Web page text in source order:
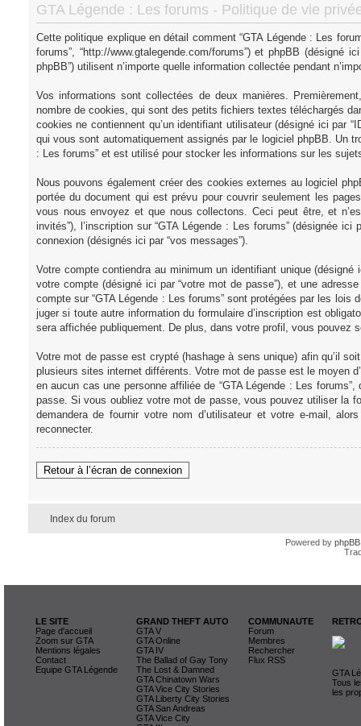
GTA Légende : Les forums - Politique de vie
Cette politique explique en détail comment “GTA Légende : Les
forums”, “http://www.gtalegende.com/forums”) et phpBB (désigné ici
phpBB”) utilisent n’importe quelle information collectée pendant
Vos informations sont collectées de deux manières.
nombre de cookies, qui sont des petits fichiers textes téléchargés
cookies ne contiennent qu’un identifiant utilisateur (désigné ici par
qui vous sont automatiquement assignés par le logiciel phpBB. Un
: Les forums” et est utilisé pour stocker les informations sur les
Nous pouvons également créer des cookies externes au logiciel
portée du document qui est prévu pour couvrir seulement les
vous nous envoyez et que nous collectons. Ceci peut être, et
invités”), l’inscription sur “GTA Légende : Les forums” (désignée
connexion (désignés ici par “vos messages”).
Votre compte contiendra au minimum un identifiant unique
votre compte (désigné ici par “votre mot de passe”), et une
compte sur “GTA Légende : Les forums” sont protégées par les
juger si toute autre information du formulaire d’inscription est
sera affichée publiquement. De plus, dans votre profil, vous pouvez
Votre mot de passe est crypté (hashage à sens unique) afin qu’il
plusieurs sites internet différents. Votre mot de passe est le moyen
en aucun cas une personne affiliée de “GTA Légende : Les
passe. Si vous oubliez votre mot de passe, vous pouvez utiliser la
demandera de fournir votre nom d’utilisateur et votre e-mail,
reconnecter.
Retour à l’écran de connexion
Index du forum
Powered by phpBB
LE SITE
Page d'accueil
Zoom sur GTA
Mentions légales
Contact
Equipe GTA Légende
GRAND THEFT AUTO
GTA V
GTA Online
GTA IV
The Ballad of Gay Tony
The Lost & Damned
GTA Chinatown Wars
GTA Vice City Stories
GTA Liberty City Stories
GTA San Andreas
GTA Vice City
COMMUNAUTE
Forum
Membres
Rechercher
Flux RSS
GTA
Tous
les